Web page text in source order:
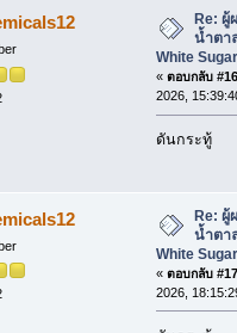
Re: ผู้
น้ำตา
White
« ตอบกลับ
2026,
ดันกระทู้
Re: ผู้
น้ำตา
White
« ตอบกลับ
2026,